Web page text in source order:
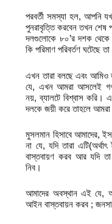
পরবর্তী সমস্যা হল, আপনি
পুনরাবৃত্তি করবেন তখন শেষ
দলগুলোকে ৮০’র দশক থেকে
কি পরিমাণ পরিবর্তণ ঘটেছে
এখন তারা বলছে এবং আমিও
যে, এখন আমরা আসলেই
নয়, ব্যালটে বিশ্বাস করি।
দলকে জয়ী করে তাহলে
মুসলমান হিসাবে আমাদের,
না যে, যদি তারা
বাস্তবায়ণ করব আর যদি তা
নিব।
আমাদের অবস্থান এই যে,
আইন বাস্তবায়ন করব ;